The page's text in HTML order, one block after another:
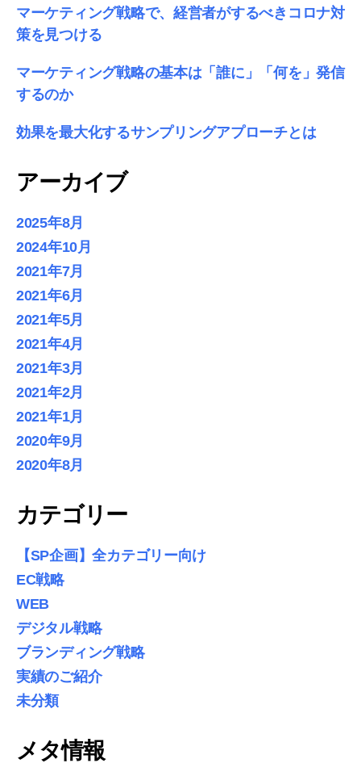
い?!”
マーケティング戦略で、経営者がするべきコロナ対
策を見つける
マーケティング戦略の基本は「誰に」「何を」発信
するのか
効果を最大化するサンプリングアプローチとは
アーカイブ
2025年8月
2024年10月
2021年7月
2021年6月
2021年5月
2021年4月
2021年3月
2021年2月
2021年1月
2020年9月
2020年8月
カテゴリー
【SP企画】全カテゴリー向け
EC戦略
WEB
デジタル戦略
ブランディング戦略
実績のご紹介
未分類
メタ情報